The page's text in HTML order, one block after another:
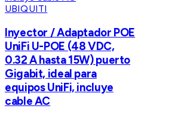
UBIQUITI
Inyector / Adaptador POE
UniFi U-POE (48 VDC,
0.32 A hasta 15W) puerto
Gigabit, ideal para
equipos UniFi, incluye
cable AC